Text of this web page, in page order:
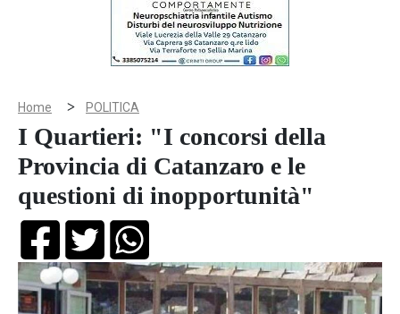
Home > POLITICA
I Quartieri: "I concorsi della
Provincia di Catanzaro e le
questioni di inopportunità"